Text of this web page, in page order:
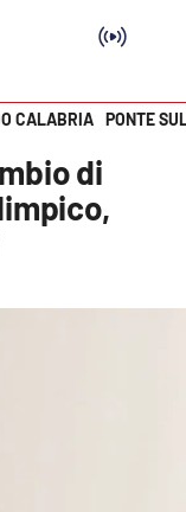
CALABRIA PONTE
di